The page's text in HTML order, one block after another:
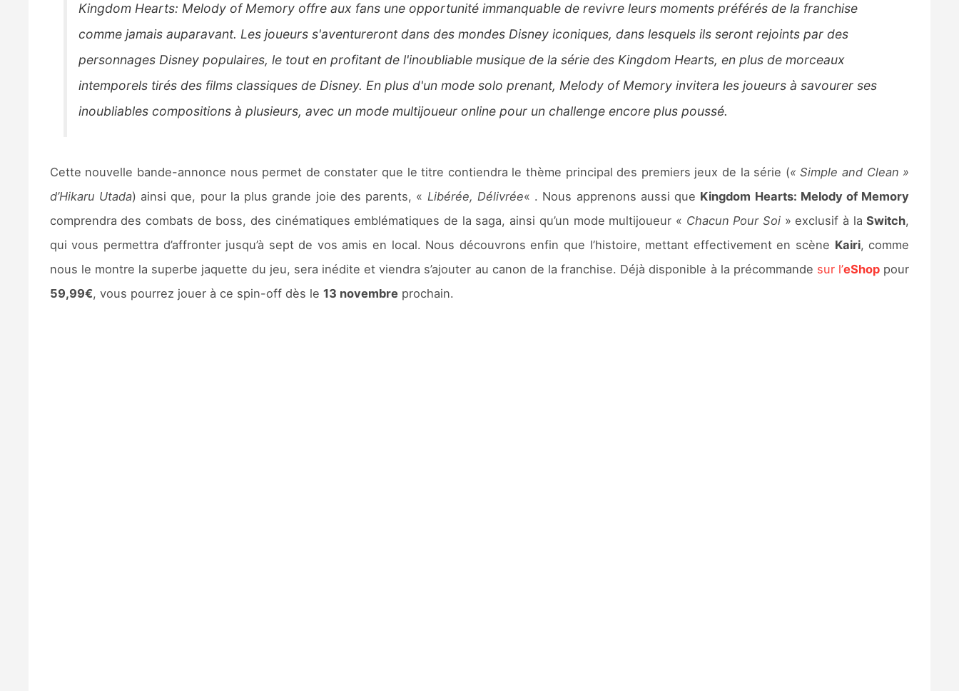
Kingdom Hearts: Melody of Memory offre aux fans une opportunité immanquable de revivre leurs moments préférés de la franchise
comme jamais auparavant. Les joueurs s'aventureront dans des mondes Disney iconiques, dans lesquels ils seront rejoints par des
personnages Disney populaires, le tout en profitant de l'inoubliable musique de la série des Kingdom Hearts, en plus de morceaux
intemporels tirés des films classiques de Disney. En plus d'un mode solo prenant, Melody of Memory invitera les joueurs à savourer ses
inoubliables compositions à plusieurs, avec un mode multijoueur online pour un challenge encore plus poussé.
Cette nouvelle bande-annonce nous permet de constater que le titre contiendra le thème principal des premiers jeux de la série (« Simple and Clean »
d’Hikaru Utada) ainsi que, pour la plus grande joie des parents, « Libérée, Délivrée« . Nous apprenons aussi que Kingdom Hearts: Melody of Memory
comprendra des combats de boss, des cinématiques emblématiques de la saga, ainsi qu’un mode multijoueur « Chacun Pour Soi» exclusif à laSwitch,
qui vous permettra d’affronter jusqu’à sept de vos amis en local. Nous découvrons enfin que l’histoire, mettant effectivement en scène Kairi, comme
nous le montre la superbe jaquette du jeu, sera inédite et viendra s’ajouter au canon de la franchise. Déjà disponible à la précommande sur l’eShop pour
59,99€, vous pourrez jouer à ce spin-off dès le 13 novembreprochain.